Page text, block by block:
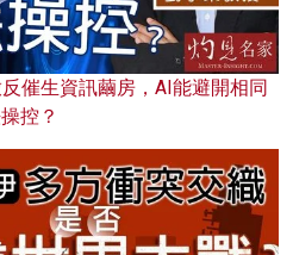
催生資訊繭房，AI能避開相同
控？